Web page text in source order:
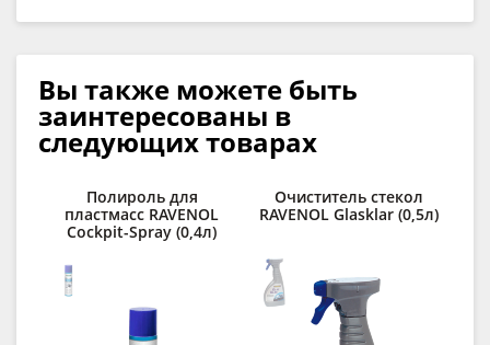
Вы также можете быть
заинтересованы в
следующих товарах
Полироль для
пластмасс RAVENOL
Cockpit-Spray (0,4л)
Очиститель стекол
RAVENOL Glasklar (0,5л)